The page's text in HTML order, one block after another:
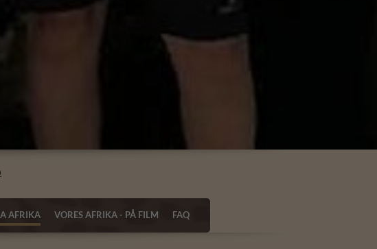
AFRIKA VORES AFRIKA - PÅ FILM FAQ